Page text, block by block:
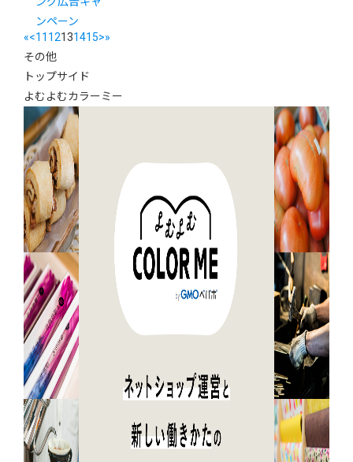
ンペーン
«<11 12131415>»
その他
トップサイド
よむよむカラーミー